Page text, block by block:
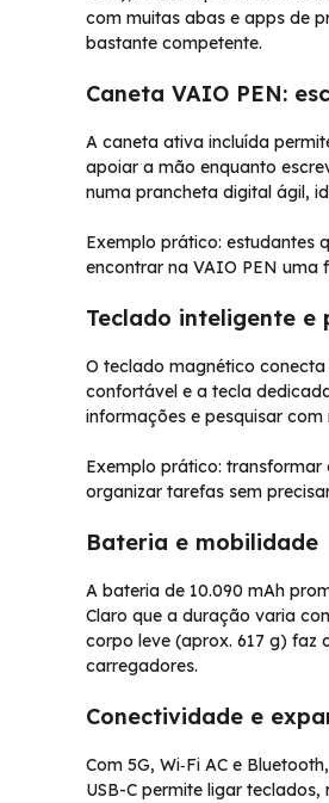
com muitas abas e apps de
bastante competente.
Caneta VAIO PEN:
A caneta ativa incluída
apoiar a mão enquanto
numa prancheta digital ágil,
Exemplo prático: estudantes
encontrar na VAIO PEN uma
Teclado inteligente e
O teclado magnético
confortável e a tecla
informações e pesquisar
Exemplo prático: transformar
organizar tarefas sem
Bateria e mobilidade
A bateria de 10.090 mAh
Claro que a duração varia
corpo leve (aprox. 617 g) faz
carregadores.
Conectividade e
Com 5G, Wi‑Fi AC e
USB-C permite ligar